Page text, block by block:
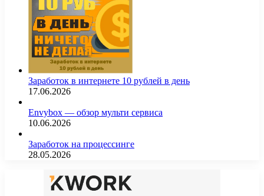
Заработок в интернете 10 рублей в день
17.06.2026
Envybox — обзор мульти сервиса
10.06.2026
Заработок на процессинге
28.05.2026